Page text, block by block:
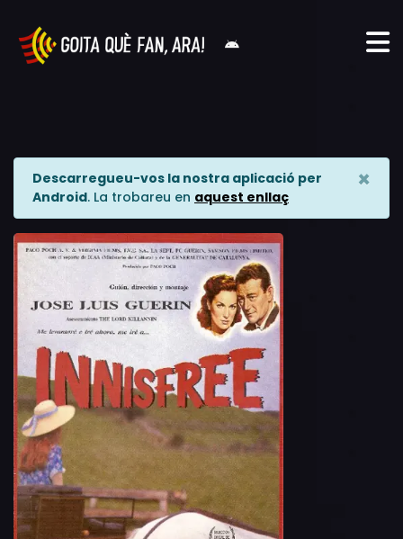
Descarregueu-vos la nostra aplicació per
Android. La trobareu en aquest enllaç
×